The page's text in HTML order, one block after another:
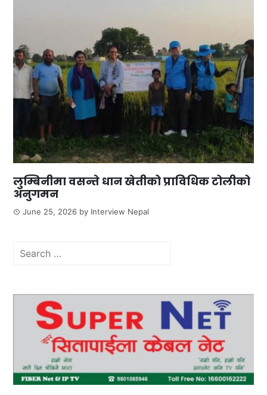
लुम्बिनीमा वसन्ते धान खेतीको प्राविधिक टोलीको
अनुगमन
June 25, 2026 by Interview Nepal
Search